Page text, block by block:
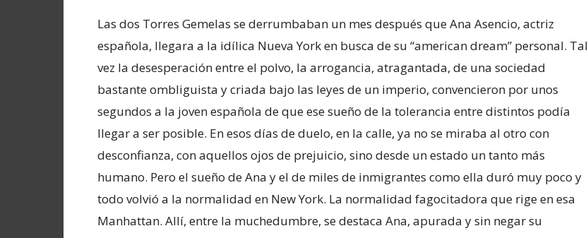
Las dos Torres Gemelas se derrumbaban un mes después que Ana Asencio, actriz
española, llegara a la idílica Nueva York en busca de su “american dream” personal. Tal
vez la desesperación entre el polvo, la arrogancia, atragantada, de una sociedad
bastante ombliguista y criada bajo las leyes de un imperio, convencieron por unos
segundos a la joven española de que ese sueño de la tolerancia entre distintos podía
llegar a ser posible. En esos días de duelo, en la calle, ya no se miraba al otro con
desconfianza, con aquellos ojos de prejuicio, sino desde un estado un tanto más
humano. Pero el sueño de Ana y el de miles de inmigrantes como ella duró muy poco y
todo volvió a la normalidad en New York. La normalidad fagocitadora que rige en esa
Manhattan. Allí, entre la muchedumbre, se destaca Ana, apurada y sin negar su